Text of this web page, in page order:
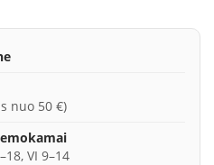
nuo 50 €)
VI 9–14